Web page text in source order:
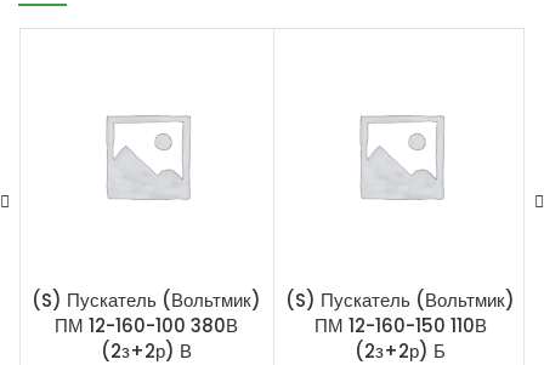
(S) Пускатель (Вольтмик)
ПМ 12-160-100 380В
(2з+2р) В
(S) Пускатель (Вольтмик)
ПМ 12-160-150 110В
(2з+2р) Б